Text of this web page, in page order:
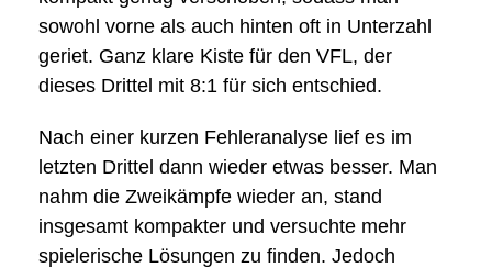
sowohl vorne als auch hinten oft in Unterzahl
geriet. Ganz klare Kiste für den VFL, der
dieses Drittel mit 8:1 für sich entschied.
Nach einer kurzen Fehleranalyse lief es im
letzten Drittel dann wieder etwas besser. Man
nahm die Zweikämpfe wieder an, stand
insgesamt kompakter und versuchte mehr
spielerische Lösungen zu finden. Jedoch